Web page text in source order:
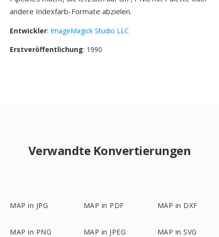
andere Indexfarb-Formate abzielen.
Entwickler: ImageMagick Studio LLC
Erstveröffentlichung: 1990
Verwandte Konvertierungen
MAP in JPG MAP in PDF MAP in DXF
MAP in PNG MAP in JPEG MAP in SVG